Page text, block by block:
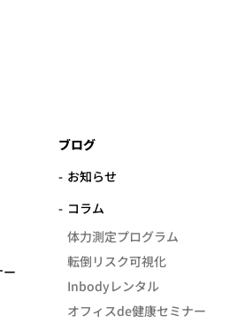
ブログ
お知らせ
コラム
体力測定プログラム
転倒リスク可視化
Inbodyレンタル
オフィスde健康セミナー